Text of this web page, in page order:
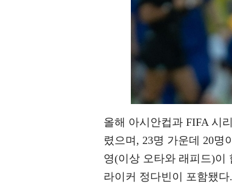
올해 아시안컵과 FIFA 시
렸으며, 23명 가운데 20
영(이상 오타와 래피드)이
라이커 정다빈이 포함됐